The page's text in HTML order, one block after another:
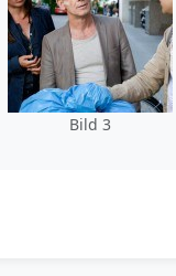
Bild 3